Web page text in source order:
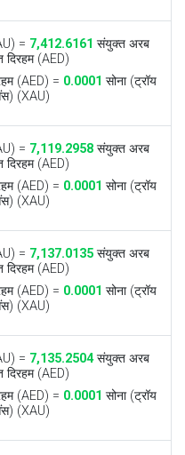
= 7,412.6161 संयुक्त अरब
दिरहम (AED)
(AED) = 0.0001 सोना (ट्रॉय
(XAU)
= 7,119.2958 संयुक्त अरब
दिरहम (AED)
(AED) = 0.0001 सोना (ट्रॉय
(XAU)
= 7,137.0135 संयुक्त अरब
दिरहम (AED)
(AED) = 0.0001 सोना (ट्रॉय
(XAU)
= 7,135.2504संयुक्त अरब
दिरहम (AED)
(AED) = 0.0001 सोना (ट्रॉय
(XAU)